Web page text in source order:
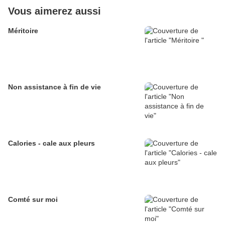
Vous aimerez aussi
Méritoire
Non assistance à fin de vie
Calories - cale aux pleurs
Comté sur moi